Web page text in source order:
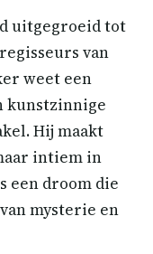
uitgegroeid tot
van
weet een
kunstzinnige
Hij maakt
intiem in
een droom die
mysterie en